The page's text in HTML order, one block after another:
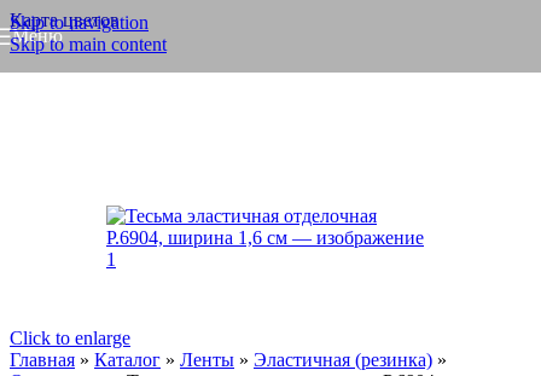
Карта цветов
Skip to navigation
Skip to main content
Меню
Click to enlarge
Главная » Каталог » Ленты » Эластичная (резинка) »